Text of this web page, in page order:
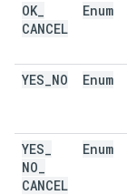
OK
CANCEL
Enum
YES NO Enum
YES
NO
CANCEL
Enum